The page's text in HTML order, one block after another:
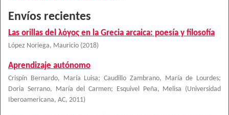
Envíos recientes
Las orillas del λόγος en la Grecia arcaica: poesía y filosofía
López Noriega, Mauricio (2018)
Aprendizaje autónomo
Crispín Bernardo, María Luisa; Caudillo Zambrano, María de Lourdes;
Doria Serrano, María del Carmen; Esquivel Peña, Melisa (Universidad
Iberoamericana, AC, 2011)